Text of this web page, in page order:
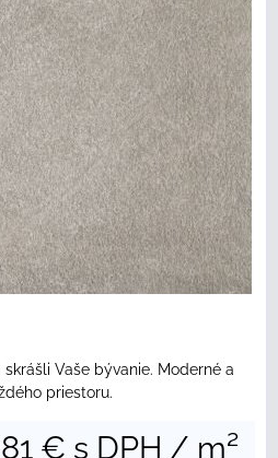
Vaše bývanie. Moderné a
priestoru.
€ s DPH / m²